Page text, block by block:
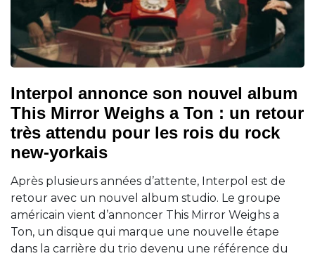
Interpol annonce son nouvel album
This Mirror Weighs a Ton : un retour
très attendu pour les rois du rock
new-yorkais
Après plusieurs années d’attente, Interpol est de
retour avec un nouvel album studio. Le groupe
américain vient d’annoncer This Mirror Weighs a
Ton, un disque qui marque une nouvelle étape
dans la carrière du trio devenu une référence du